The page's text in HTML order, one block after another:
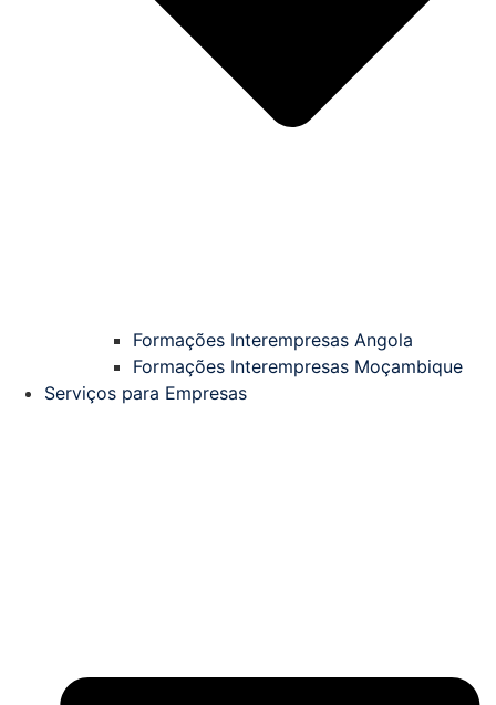
Formações Interempresas Angola
Formações Interempresas Moçambique
Serviços para Empresas